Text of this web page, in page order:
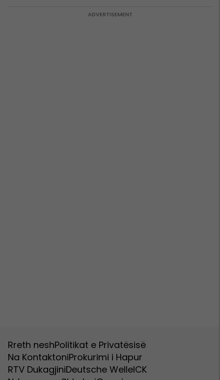
Rreth neshPolitikat e Privatësisë
Na KontaktoniProkurimi i Hapur
RTV DukagjiniDeutsche WelleICK